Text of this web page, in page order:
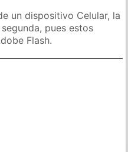
un dispositivo Celular, la
pues estos
Flash.